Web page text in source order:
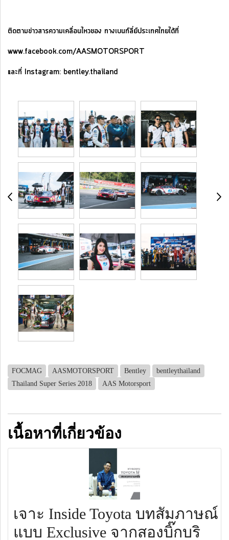
ติดตามข่าวสารความเคลื่อนไหวของ ทางเบนท์ลี่ย์ประเทศไทยได้ที่
www.facebook.com/AASMOTORSPORT
และที่ Instagram: bentley.thailand
FOCMAG AASMOTORSPORT Bentley
bentleythailand
Thailand Super Series 2018
AAS Motorsport
เนื้อหาที่เกี่ยวข้อง
เจาะ Inside Toyota บทสัมภาษณ์
แบบ Exclusive จากสองบิ๊กบริ